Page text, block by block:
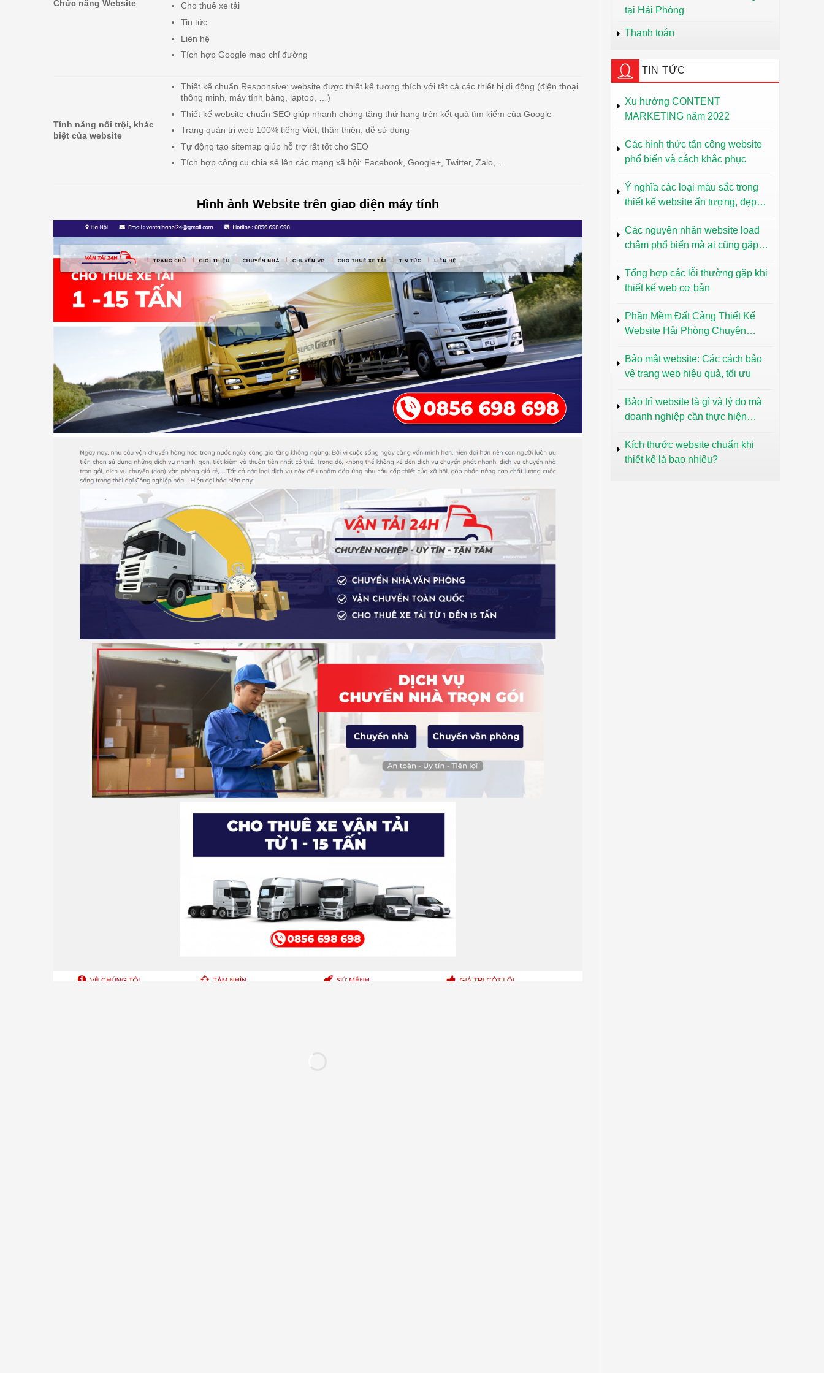
Chức năng Website
Cho thuê xe tải
Tin tức
Liên hệ
Tích hợp Google map chỉ đường
Tính năng nổi trội, khác
biệt của website
Thiết kế chuẩn Responsive: website được thiết kế tương thích với tất cả các thiết bị di động (điện thoại
thông minh, máy tính bảng, laptop, …)
Thiết kế website chuẩn SEO giúp nhanh chóng tăng thứ hạng trên kết quả tìm kiếm của Google
Trang quản trị web 100% tiếng Việt, thân thiện, dễ sử dụng
Tự động tạo sitemap giúp hỗ trợ rất tốt cho SEO
Tích hợp công cụ chia sẻ lên các mạng xã hội: Facebook, Google+, Twitter, Zalo, …
Hình ảnh Website trên giao diện máy tính
tại Hải Phòng
Thanh toán
TIN TỨC
Xu hướng CONTENT
MARKETING năm 2022
Các hình thức tấn công website
phổ biến và cách khắc phục
Ý nghĩa các loại màu sắc trong
thiết kế website ấn tượng, đẹp
Các nguyên nhân website load
chậm phổ biến mà ai cũng gặp
Tổng hợp các lỗi thường gặp khi
thiết kế web cơ bản
Phần Mềm Đất Cảng Thiết Kế
Website Hải Phòng Chuyên
Bảo mật website: Các cách bảo
vệ trang web hiệu quả, tối ưu
Bảo trì website là gì và lý do mà
doanh nghiệp cần thực hiện
Kích thước website chuẩn khi
thiết kế là bao nhiêu?